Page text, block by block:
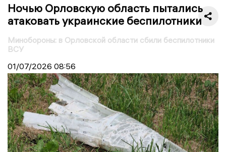
Ночью Орловскую область пытались
атаковать украинские беспилотники
Минобороны: в Орловской области сбили беспилотники
ВСУ
01/07/2026 08:56